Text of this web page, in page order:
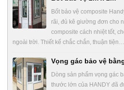
Bốt bảo vệ composite
rãi, đủ kê giường đơn cho
composite cách nhiệt tốt,
ngoài trời. Thiết kế chắc chắn, thuận tiện…
Vọng gác bảo vệ
Dòng sản phẩm vọng gác
thước lớn của HANDY đã